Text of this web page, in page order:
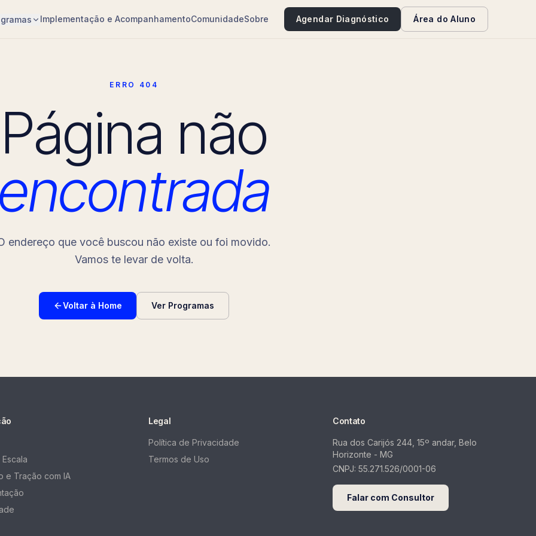
Implementação e AcompanhamentoComunidadeSobre Agendar Diagnóstico Área do Aluno
ERRO 404
Página não
endereço que você buscou não existe ou foi movido.
Vamos te levar de volta.
Voltar à Home Ver Programas
e Tração com IA
Legal
Política de Privacidade
Termos de Uso
Contato
Rua dos Carijós 244, 15º andar, Belo
Horizonte - MG
CNPJ: 55.271.526/0001-06
Falar com Consultor